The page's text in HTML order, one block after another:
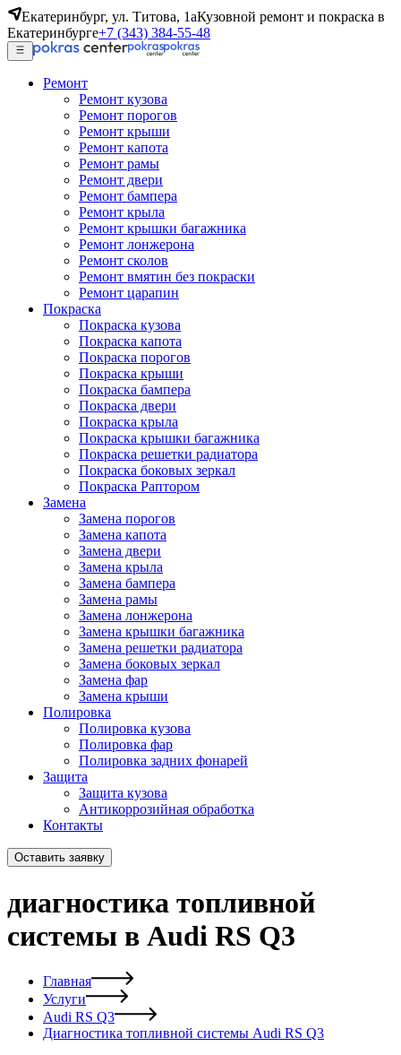
Екатеринбург, ул. Титова, 1аКузовной ремонт и покраска в
Екатеринбурге+7 (343) 384-55-48
Ремонт
Ремонт кузова
Ремонт порогов
Ремонт крыши
Ремонт капота
Ремонт рамы
Ремонт двери
Ремонт бампера
Ремонт крыла
Ремонт крышки багажника
Ремонт лонжерона
Ремонт сколов
Ремонт вмятин без покраски
Ремонт царапин
Покраска
Покраска кузова
Покраска капота
Покраска порогов
Покраска крыши
Покраска бампера
Покраска двери
Покраска крыла
Покраска крышки багажника
Покраска решетки радиатора
Покраска боковых зеркал
Покраска Раптором
Замена
Замена порогов
Замена капота
Замена двери
Замена крыла
Замена бампера
Замена рамы
Замена лонжерона
Замена крышки багажника
Замена решетки радиатора
Замена боковых зеркал
Замена фар
Замена крыши
Полировка
Полировка кузова
Полировка фар
Полировка задних фонарей
Защита
Защита кузова
Антикоррозийная обработка
Контакты
Оставить заявку
диагностика топливной
системы в Audi RS Q3
Главная
Услуги
Audi RS Q3
Диагностика топливной системы Audi RS Q3